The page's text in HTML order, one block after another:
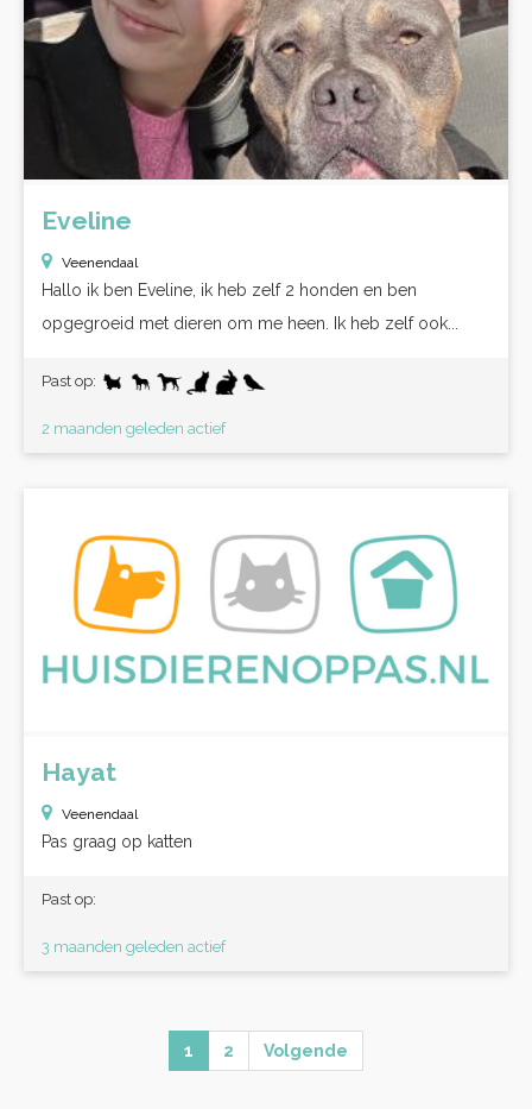
Eveline
Veenendaal
Hallo ik ben Eveline, ik heb zelf 2 honden en ben
opgegroeid met dieren om me heen. Ik heb zelf ook...
Past op:
2 maanden geleden actief
Hayat
Veenendaal
Pas graag op katten
Past op:
3 maanden geleden actief
1 2 Volgende